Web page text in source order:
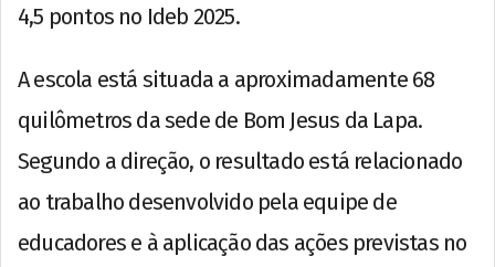
4,5 pontos no Ideb 2025.
A escola está situada a aproximadamente 68
quilômetros da sede de Bom Jesus da Lapa.
Segundo a direção, o resultado está relacionado
ao trabalho desenvolvido pela equipe de
educadores e à aplicação das ações previstas no